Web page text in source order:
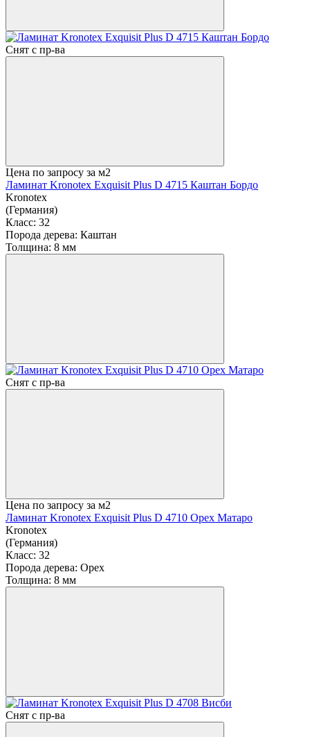
Снят с пр-ва
Цена по запросу за м2
Ламинат Kronotex Exquisit Plus D 4715 Каштан Бордо
Kronotex
(Германия)
Класс: 32
Порода дерева: Каштан
Толщина: 8 мм
Снят с пр-ва
Цена по запросу за м2
Ламинат Kronotex Exquisit Plus D 4710 Орех Матаро
Kronotex
(Германия)
Класс: 32
Порода дерева: Орех
Толщина: 8 мм
Снят с пр-ва